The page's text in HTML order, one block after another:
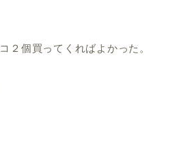
２個買ってくればよかった。